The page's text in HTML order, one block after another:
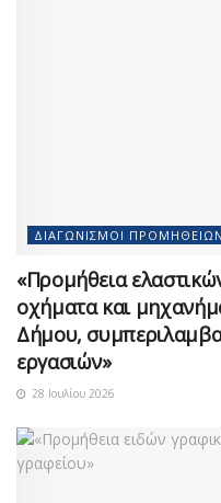
ΔΙΑΓΩΝΙΣΜΟΊ
«Προμήθεια
οχήματα και
Δήμου,
εργασιών»
28 Ιουλίου 2026